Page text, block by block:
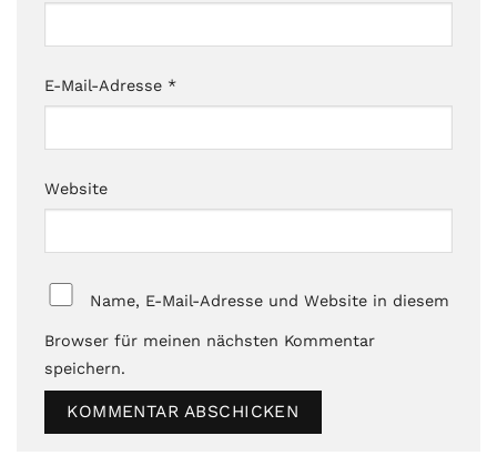
E-Mail-Adresse *
Website
Name, E-Mail-Adresse und Website in diesem
Browser für meinen nächsten Kommentar
speichern.